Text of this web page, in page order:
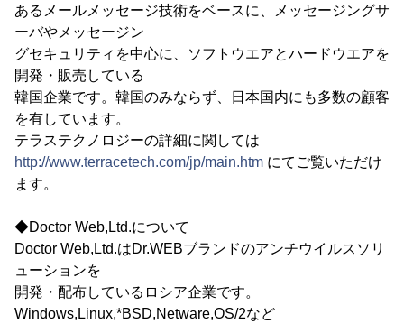
あるメールメッセージ技術をベースに、メッセージングサ
ーバやメッセージン
グセキュリティを中心に、ソフトウエアとハードウエアを
開発・販売している
韓国企業です。韓国のみならず、日本国内にも多数の顧客
を有しています。
テラステクノロジーの詳細に関しては
http://www.terracetech.com/jp/main.htm にてご覧いただけ
ます。
◆Doctor Web,Ltd.について
Doctor Web,Ltd.はDr.WEBブランドのアンチウイルスソリ
ューションを
開発・配布しているロシア企業です。
Windows,Linux,*BSD,Netware,OS/2など